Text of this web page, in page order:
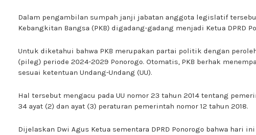
Dalam pengambilan sumpah janji jabatan anggota legislatif
Kebangkitan Bangsa (PKB) digadang-gadang menjadi Ketua DPRD
Untuk diketahui bahwa PKB merupakan partai politik dengan
(pileg) periode 2024-2029 Ponorogo. Otomatis, PKB berhak
sesuai ketentuan Undang-Undang (UU).
Hal tersebut mengacu pada UU nomor 23 tahun 2014 tentang
34 ayat (2) dan ayat (3) peraturan pemerintah nomor 12 tahun 2018.
Dijelaskan Dwi Agus Ketua sementara DPRD Ponorogo bahwa hari